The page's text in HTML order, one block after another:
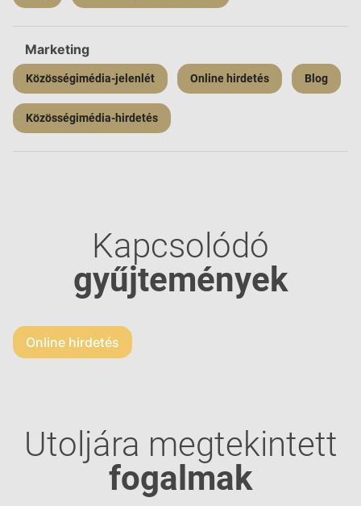
Marketing
Közösségimédia-jelenlét Online hirdetés Blog
Közösségimédia-hirdetés
Kapcsolódó
gyűjtemények
Online hirdetés
Utoljára megtekintett
fogalmak